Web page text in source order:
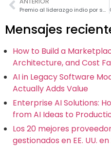
Premio al liderazgo indio por su contribución industrial otorgado a Aromal Rajagopal, director ejecutivo de Carmatec IT Solutions Pvt Ltd
Mensajes
How to Build a
Architecture, and Cost
AI in Legacy Software
Actually Adds Value
Enterprise AI Solutions:
from AI Ideas to
Los 20 mejores
gestionados en EE. UU.